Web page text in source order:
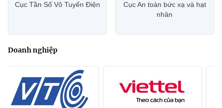
Cục Tần Số Vô Tuyến Điện
Cục An toàn bức xạ và hạt
nhân
Doanh nghiệp